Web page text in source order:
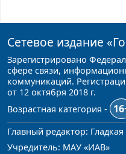
Сетевое издание
Зарегистрировано
сфере связи,
коммуникаций.
от 12 октября 2018 г.
Возрастная категория -
Главный редактор:
Учредитель: МАУ «ИАВ»